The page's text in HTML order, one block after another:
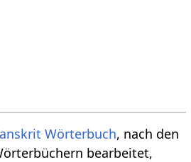
Wörterbuch, nach den
bearbeitet,